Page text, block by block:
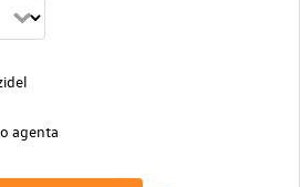
agenta